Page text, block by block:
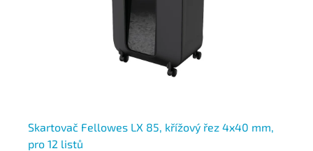
Skartovač Fellowes LX 85, křížový řez 4x40 mm,
pro 12 listů